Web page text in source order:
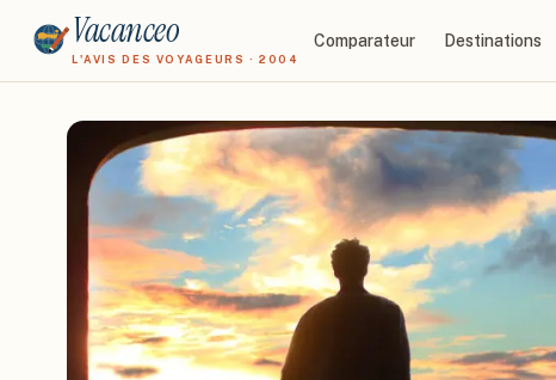
Vacanceo
L'AVIS DES VOYAGEURS · 2004
Comparateur Destinations